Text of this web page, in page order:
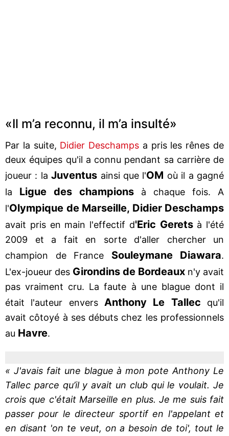
«Il m’a reconnu, il m’a insulté»
Par la suite, Didier Deschamps a pris les rênes de
deux équipes qu'il a connu pendant sa carrière de
joueur : laJuventus ainsi que l'OM où il a gagné
la Ligue des champions
à chaque fois. A
l'Olympique de Marseille, Didier Deschamps
avait pris en main l'effectif d'Eric Geretsà l'été
2009 et a fait en sorte d'aller chercher un
champion de France Souleymane Diawara.
L'ex-joueur des Girondins de Bordeaux n'y avait
pas vraiment cru. La faute à une blague dont il
était l'auteur envers Anthony Le Tallec
qu'il
avait côtoyé à ses débuts chez les professionnels
au Havre.
« J'avais fait une blague à mon pote Anthony Le
Tallec parce qu’il y avait un club qui le voulait. Je
crois que c'était Marseille en plus. Je me suis fait
passer pour le directeur sportif en l'appelant et
en disant 'on te veut, on a besoin de toi', tout le